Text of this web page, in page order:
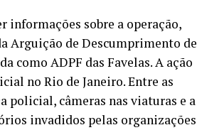
informações sobre a operação,
Arguição de Descumprimento de
como ADPF das Favelas. A ação
no Rio de Janeiro. Entre as
policial, câmeras nas viaturas e a
invadidos pelas organizações